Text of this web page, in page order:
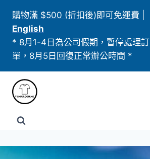
content
購物滿 $500 (折扣後)即可免運費
English
* 8月1-4日為公司假期，暫停處理訂
單，8月5日回復正常辦公時間 *